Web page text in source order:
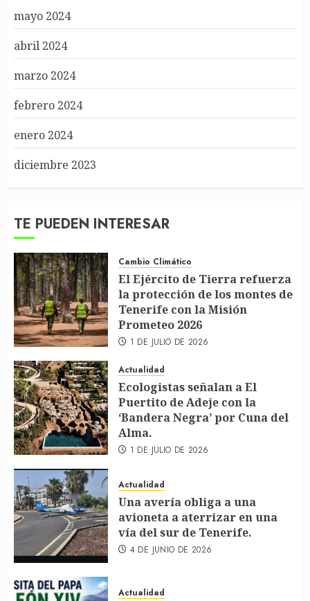
mayo 2024
abril 2024
marzo 2024
febrero 2024
enero 2024
diciembre 2023
TE PUEDEN INTERESAR
Cambio Climático
El Ejército de Tierra refuerza
la protección de los montes de
Tenerife con la Misión
Prometeo 2026
1 DE JULIO DE 2026
Actualidad
Ecologistas señalan a El
Puertito de Adeje con la
‘Bandera Negra’ por Cuna del
Alma.
1 DE JULIO DE 2026
Actualidad
Una avería obliga a una
avioneta a aterrizar en una
vía del sur de Tenerife.
4 DE JUNIO DE 2026
Actualidad